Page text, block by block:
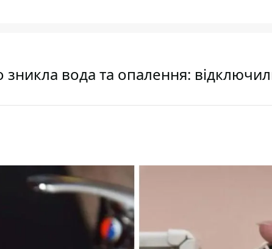
зникла вода та опалення: